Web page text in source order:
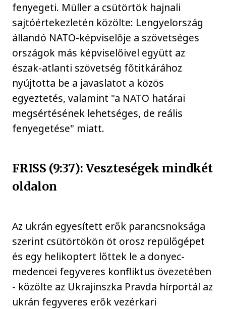
fenyegeti. Müller a csütörtök hajnali
sajtóértekezletén közölte: Lengyelország
állandó NATO-képviselője a szövetséges
országok más képviselőivel együtt az
észak-atlanti szövetség főtitkárához
nyújtotta be a javaslatot a közös
egyeztetés, valamint "a NATO határai
megsértésének lehetséges, de reális
fenyegetése" miatt.
FRISS (9:37): Veszteségek mindkét
oldalon
Az ukrán egyesített erők parancsnoksága
szerint csütörtökön öt orosz repülőgépet
és egy helikoptert lőttek le a donyec-
medencei fegyveres konfliktus övezetében
- közölte az Ukrajinszka Pravda hírportál az
ukrán fegyveres erők vezérkari